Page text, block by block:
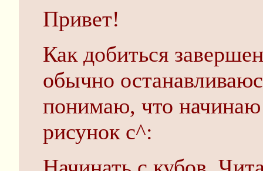
Привет!
Как добиться
обычно
понимаю, что начинаю
рисунок c^: